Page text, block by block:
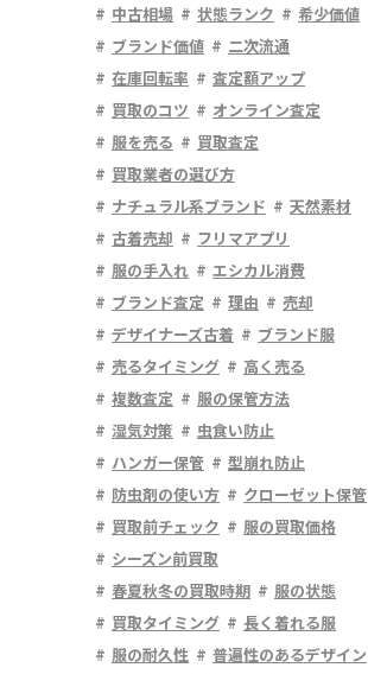
中古相場
状態ランク
希少価値
ブランド価値
二次流通
在庫回転率
査定額アップ
買取のコツ
オンライン査定
服を売る
買取査定
買取業者の選び方
ナチュラル系ブランド
天然素材
古着売却
フリマアプリ
服の手入れ
エシカル消費
ブランド査定
理由
売却
デザイナーズ古着
ブランド服
売るタイミング
高く売る
複数査定
服の保管方法
湿気対策
虫食い防止
ハンガー保管
型崩れ防止
防虫剤の使い方
クローゼット保管
買取前チェック
服の買取価格
シーズン前買取
春夏秋冬の買取時期
服の状態
買取タイミング
長く着れる服
服の耐久性
普遍性のあるデザイン